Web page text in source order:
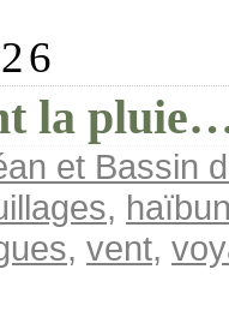
la
et Bassin
,
, vent,